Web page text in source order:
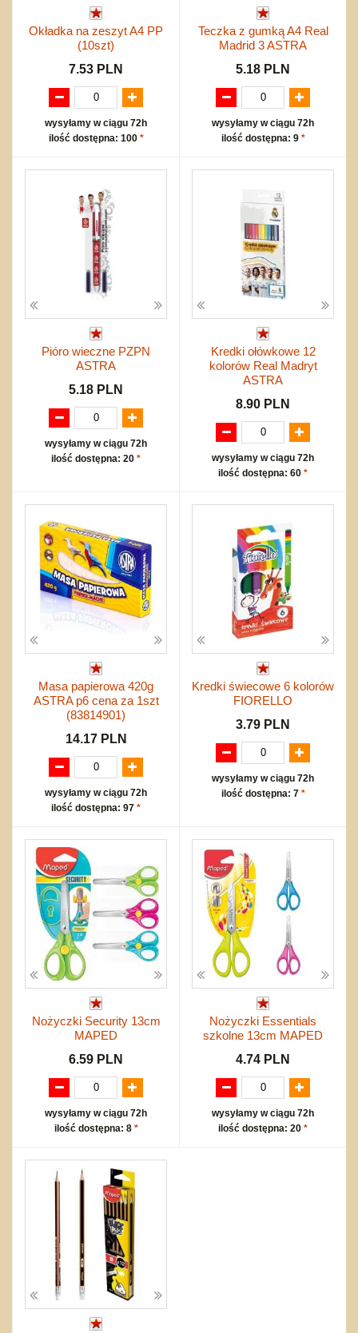
Okładka na zeszyt A4 PP
(10szt)
7.53 PLN
wysyłamy w ciągu 72h
ilość dostępna: 100 *
Teczka z gumką A4 Real
Madrid 3 ASTRA
5.18 PLN
wysyłamy w ciągu 72h
ilość dostępna: 9 *
Pióro wieczne PZPN
ASTRA
5.18 PLN
wysyłamy w ciągu 72h
ilość dostępna: 20 *
Kredki ołówkowe 12
kolorów Real Madryt
ASTRA
8.90 PLN
wysyłamy w ciągu 72h
ilość dostępna: 60 *
Masa papierowa 420g
ASTRA p6 cena za 1szt
(83814901)
14.17 PLN
wysyłamy w ciągu 72h
ilość dostępna: 97 *
Kredki świecowe 6 kolorów
FIORELLO
3.79 PLN
wysyłamy w ciągu 72h
ilość dostępna: 7 *
Nożyczki Security 13cm
MAPED
6.59 PLN
wysyłamy w ciągu 72h
ilość dostępna: 8 *
Nożyczki Essentials
szkolne 13cm MAPED
4.74 PLN
wysyłamy w ciągu 72h
ilość dostępna: 20 *